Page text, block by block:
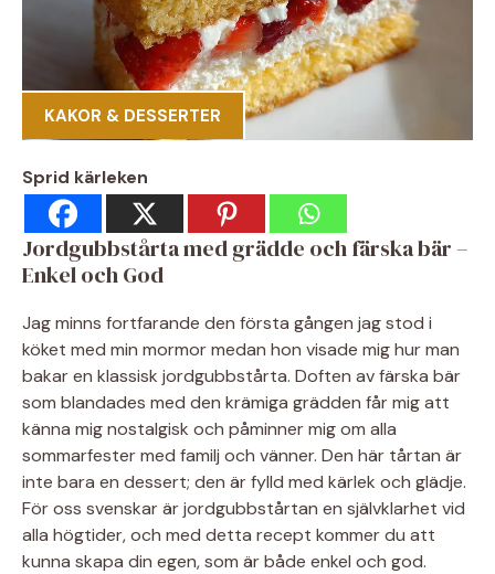
KAKOR & DESSERTER
Sprid kärleken
Jordgubbstårta med grädde och färska bär –
Enkel och God
Jag minns fortfarande den första gången jag stod i
köket med min mormor medan hon visade mig hur man
bakar en klassisk jordgubbstårta. Doften av färska bär
som blandades med den krämiga grädden får mig att
känna mig nostalgisk och påminner mig om alla
sommarfester med familj och vänner. Den här tårtan är
inte bara en dessert; den är fylld med kärlek och glädje.
För oss svenskar är jordgubbstårtan en självklarhet vid
alla högtider, och med detta recept kommer du att
kunna skapa din egen, som är både enkel och god.